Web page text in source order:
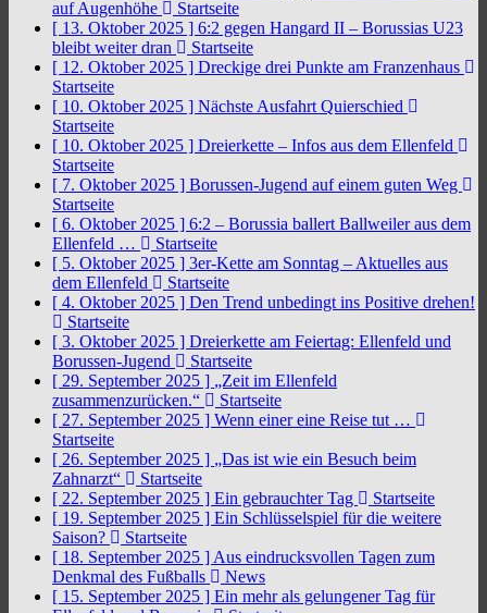
auf Augenhöhe
Startseite
[ 13. Oktober 2025 ] 6:2 gegen Hangard II – Borussias U23
bleibt weiter dran
Startseite
[ 12. Oktober 2025 ] Dreckige drei Punkte am Franzenhaus
Startseite
[ 10. Oktober 2025 ] Nächste Ausfahrt Quierschied
Startseite
[ 10. Oktober 2025 ] Dreierkette – Infos aus dem Ellenfeld
Startseite
[ 7. Oktober 2025 ] Borussen-Jugend auf einem guten Weg
Startseite
[ 6. Oktober 2025 ] 6:2 – Borussia ballert Ballweiler aus dem
Ellenfeld …
Startseite
[ 5. Oktober 2025 ] 3er-Kette am Sonntag – Aktuelles aus
dem Ellenfeld
Startseite
[ 4. Oktober 2025 ] Den Trend unbedingt ins Positive drehen!
Startseite
[ 3. Oktober 2025 ] Dreierkette am Feiertag: Ellenfeld und
Borussen-Jugend
Startseite
[ 29. September 2025 ] „Zeit im Ellenfeld
zusammenzurücken.“
Startseite
[ 27. September 2025 ] Wenn einer eine Reise tut …
Startseite
[ 26. September 2025 ] „Das ist wie ein Besuch beim
Zahnarzt“
Startseite
[ 22. September 2025 ] Ein gebrauchter Tag
Startseite
[ 19. September 2025 ] Ein Schlüsselspiel für die weitere
Saison?
Startseite
[ 18. September 2025 ] Aus eindrucksvollen Tagen zum
Denkmal des Fußballs
News
[ 15. September 2025 ] Ein mehr als gelungener Tag für